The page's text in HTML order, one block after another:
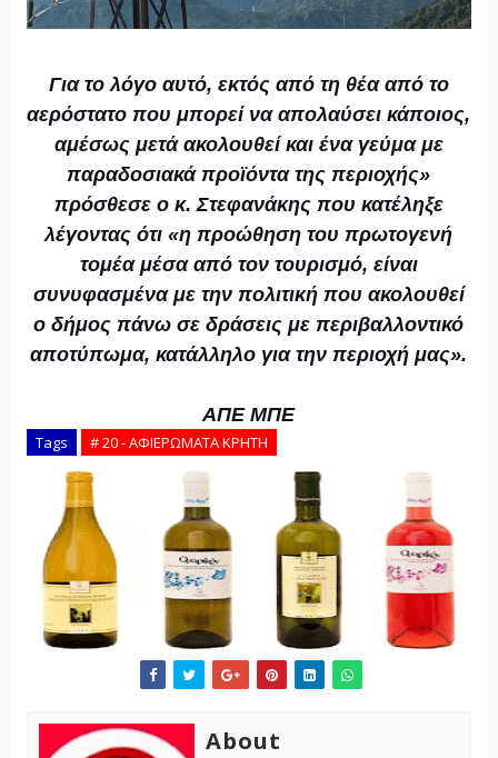
Για το λόγο αυτό, εκτός από τη θέα από το
αερόστατο που μπορεί να απολαύσει κάποιος,
αμέσως μετά ακολουθεί και ένα γεύμα με
παραδοσιακά προϊόντα της περιοχής»
πρόσθεσε ο κ. Στεφανάκης που κατέληξε
λέγοντας ότι «η προώθηση του πρωτογενή
τομέα μέσα από τον τουρισμό, είναι
συνυφασμένα με την πολιτική που ακολουθεί
ο δήμος πάνω σε δράσεις με περιβαλλοντικό
αποτύπωμα, κατάλληλο για την περιοχή μας».
AΠΕ ΜΠΕ
Tags # 20 - ΑΦΙΕΡΩΜΑΤΑ ΚΡΗΤΗ
About